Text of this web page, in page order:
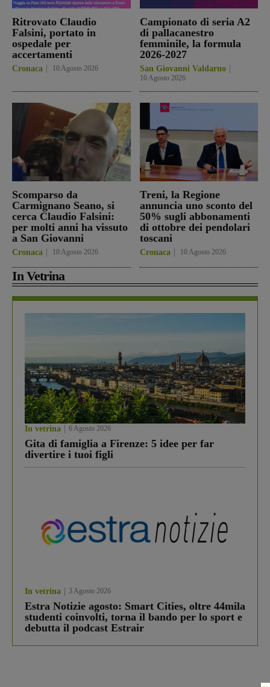
Ritrovato Claudio
Falsini, portato in
ospedale per
accertamenti
Cronaca 10 Agosto 2026
Campionato di seria A2
di pallacanestro
femminile, la formula
2026-2027
San Giovanni Valdarno
10 Agosto 2026
Scomparso da
Carmignano Seano, si
cerca Claudio Falsini:
per molti anni ha vissuto
a San Giovanni
Cronaca 10 Agosto 2026
Treni, la Regione
annuncia uno sconto del
50% sugli abbonamenti
di ottobre dei pendolari
toscani
Cronaca 10 Agosto 2026
In Vetrina
In vetrina 6 Agosto 2026
Gita di famiglia a Firenze: 5 idee per far
divertire i tuoi figli
In vetrina 3 Agosto 2026
Estra Notizie agosto: Smart Cities, oltre 44mila
studenti coinvolti, torna il bando per lo sport e
debutta il podcast Estrair